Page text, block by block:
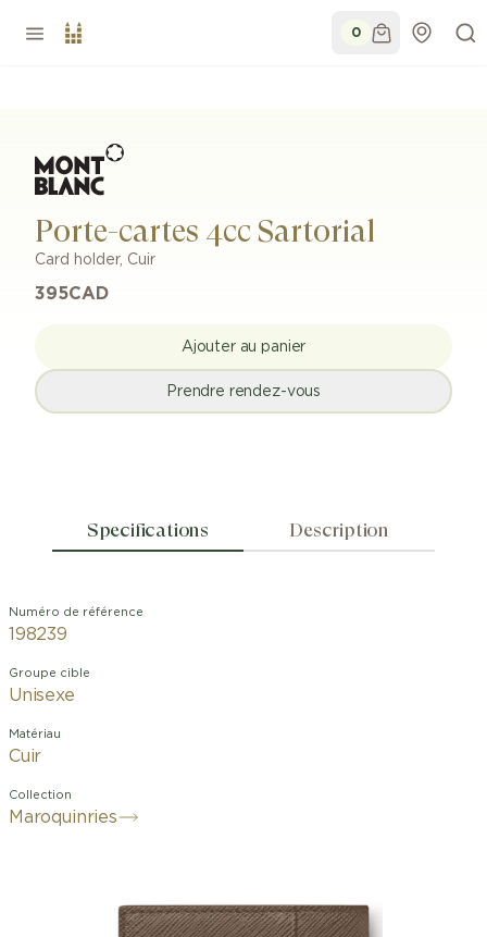
0
Porte-cartes 4cc Sartorial
Card holder, Cuir
395CAD
Ajouter au panier
Prendre rendez-vous
Specifications Description
Numéro de référence
198239
Groupe cible
Unisexe
Matériau
Cuir
Collection
Maroquinries